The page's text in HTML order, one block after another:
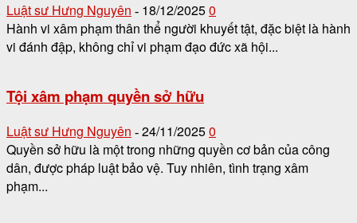
Luật sư Hưng Nguyên - 18/12/20250
Hành vi xâm phạm thân thể người khuyết tật, đặc biệt là hành
vi đánh đập, không chỉ vi phạm đạo đức xã hội...
Tội xâm phạm quyền sở hữu
Luật sư Hưng Nguyên - 24/11/20250
Quyền sở hữu là một trong những quyền cơ bản của công
dân, được pháp luật bảo vệ. Tuy nhiên, tình trạng xâm
phạm...